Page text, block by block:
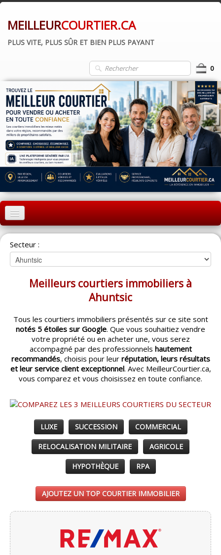
MEILLEURCOURTIER.CA
PLUS VITE, PLUS SÛR ET BIEN PLUS PAYANT
0
ACCUEIL
MONTRÉAL
QUÉBEC
LAVAL
CATÉGORIES▼
ACHETEUR / VENDEUR▼
ENTREPRENEURS▼
ESPACE COURTIER ▼
Secteur :
Meilleurs courtiers immobiliers à
Ahuntsic
Tous les courtiers immobiliers présentés sur ce site sont
notés 5 étoiles sur Google. Que vous souhaitiez vendre
votre propriété ou en acheter une, vous serez
accompagné par des professionnels hautement
recommandés, choisis pour leur réputation, leurs résultats
et leur service client exceptionnel. Avec MeilleurCourtier.ca,
vous comparez et vous choisissez en toute confiance.
LUXE SUCCESSION COMMERCIAL
RELOCALISATION MILITAIRE AGRICOLE
HYPOTHÈQUE RPA
AJOUTEZ UN TOP COURTIER IMMOBILIER